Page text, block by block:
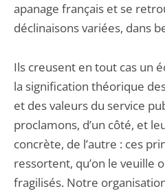
apanage français et se
déclinaisons variées, dans
Ils creusent en tout cas un
la signification théorique
et des valeurs du service
proclamons, d’un côté, et
concrète, de l’autre : ces
ressortent, qu’on le veuille
fragilisés. Notre